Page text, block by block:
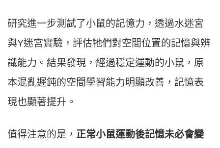
研究進一步測試了小鼠的記憶力，透過水迷宮
與Y迷宮實驗，評估牠們對空間位置的記憶與辨
識能力。結果發現，經過穩定運動的小鼠，原
本混亂遲鈍的空間學習能力明顯改善，記憶表
現也顯著提升。
值得注意的是， 正常小鼠運動後記憶未必會變